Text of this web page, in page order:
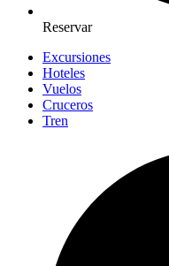
Reservar
Excursiones
Hoteles
Vuelos
Cruceros
Tren